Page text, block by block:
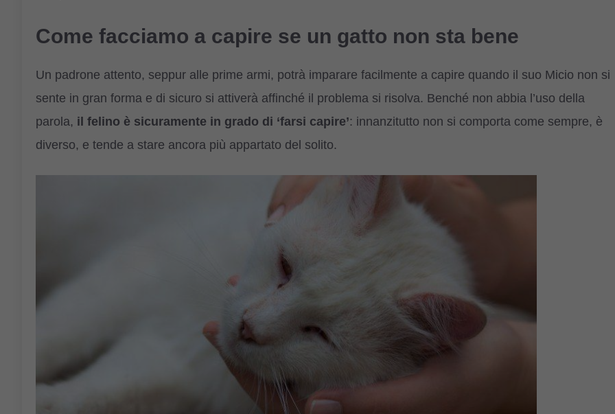
Come facciamo a capire se un gatto non sta bene
Un padrone attento, seppur alle prime armi, potrà imparare facilmente a capire quando il suo Micio non si
sente in gran forma e di sicuro si attiverà affinché il problema si risolva. Benché non abbia l’uso della
parola, il felino è sicuramente in grado di ‘farsi capire’: innanzitutto non si comporta come sempre, è
diverso, e tende a stare ancora più appartato del solito.